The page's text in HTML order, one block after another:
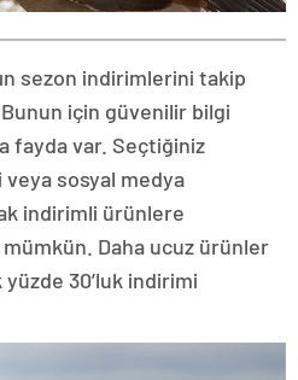
sezon indirimlerini takip
için güvenilir bilgi
fayda var. Seçtiğiniz
sosyal medya
indirimli ürünlere
Daha ucuz ürünler
30’luk indirimi